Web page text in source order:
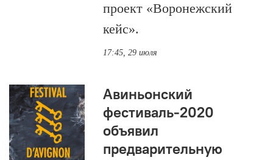
проект «Воронежский
кейс».
17:45, 29 июля
Авиньонский
фестиваль-2020
объявил
предварительную